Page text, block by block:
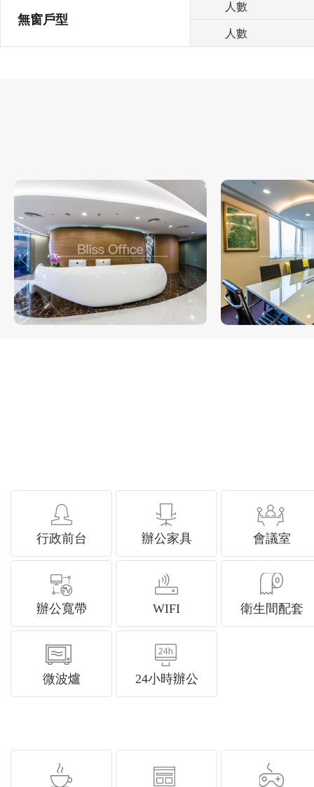
無窗戶型
人數
人數
行政前台 辦公家具 會議室
辦公寬帶 WIFI 衛生間配套
微波爐 24小時辦公